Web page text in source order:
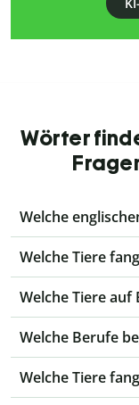
Wörter
Welche
Welche Tiere
Welche Tiere auf
Welche Berufe
Welche Tiere